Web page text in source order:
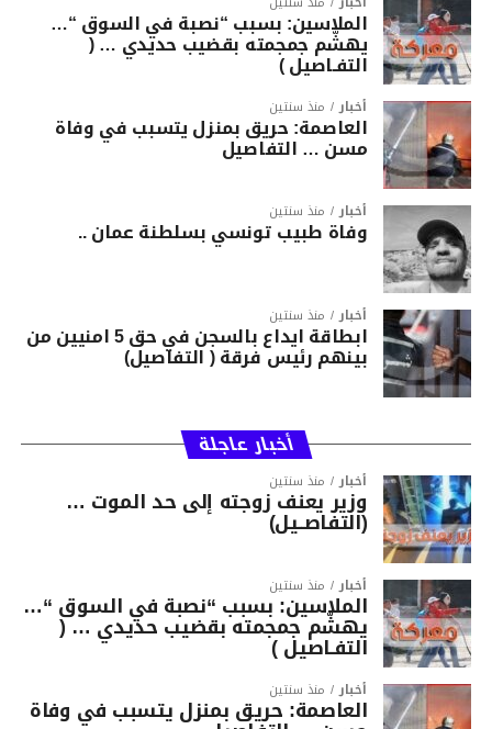
الملاسين: بسبب “نصبة في السوق “…
يهشّم جمجمته بقضيب حديدي … (
التفـاصيل )
أخبار منذ سنتين
العاصمة: حريق بمنزل يتسبب في وفاة
مسن … التفاصيل
أخبار منذ سنتين
وفاة طبيب تونسي بسلطنة عمان ..
أخبار منذ سنتين
ابطاقة ايداع بالسجن في حق 5 امنيين من
بينهم رئيس فرقة ( التفاصيل)
أخبار عاجلة
أخبار منذ سنتين
وزير يعنف زوجته إلى حد الموت …
(التفاصــيل)
أخبار منذ سنتين
الملاسين: بسبب “نصبة في السوق “…
يهشّم جمجمته بقضيب حديدي … (
التفـاصيل )
أخبار منذ سنتين
العاصمة: حريق بمنزل يتسبب في وفاة